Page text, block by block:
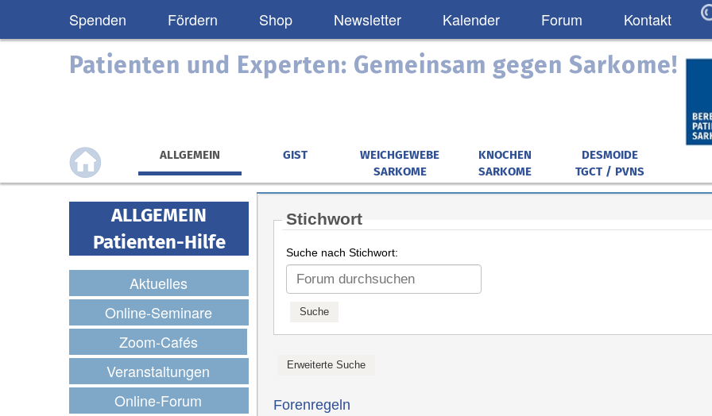
Spenden Fördern Shop Newsletter Kalender Forum Kontakt
Patienten und Experten: Gemeinsam gegen Sarkome!
ALLGEMEIN GIST
WEICHGEWEBE
SARKOME
KNOCHEN
SARKOME
DESMOIDE
TGCT / PVNS
ALLGEMEIN
Patienten-Hilfe
Aktuelles
Online-Seminare
Zoom-Cafés
Veranstaltungen
Online-Forum
Stichwort
Suche nach Stichwort:
Forenregeln